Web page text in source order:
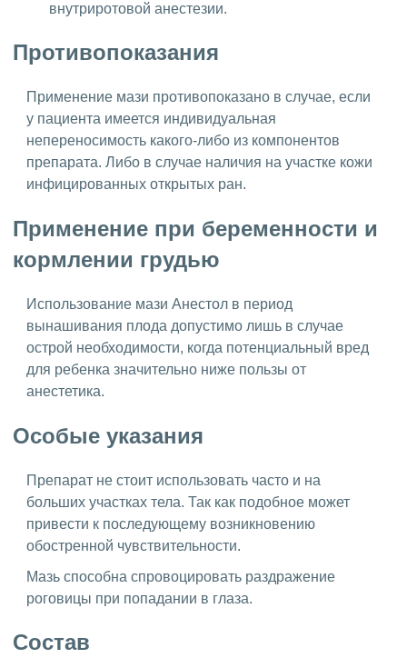
внутриротовой анестезии.
Противопоказания
Применение мази противопоказано в случае, если
у пациента имеется индивидуальная
непереносимость какого-либо из компонентов
препарата. Либо в случае наличия на участке кожи
инфицированных открытых ран.
Применение при беременности и
кормлении грудью
Использование мази Анестол в период
вынашивания плода допустимо лишь в случае
острой необходимости, когда потенциальный вред
для ребенка значительно ниже пользы от
анестетика.
Особые указания
Препарат не стоит использовать часто и на
больших участках тела. Так как подобное может
привести к последующему возникновению
обостренной чувствительности.
Мазь способна спровоцировать раздражение
роговицы при попадании в глаза.
Состав